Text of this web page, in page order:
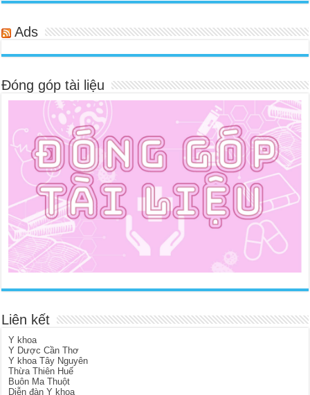
Ads
Đóng góp tài liệu
Liên kết
Y khoa
Y Dược Cần Thơ
Y khoa Tây Nguyên
Thừa Thiên Huế
Buôn Ma Thuột
Diễn đàn Y khoa